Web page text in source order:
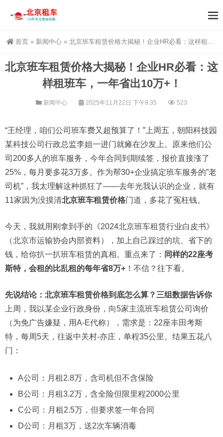
首页 » 新闻中心 » 北京班车租赁价格大揭秘！企业HR必看：这样租班车，一年省出10万+！
北京班车租赁价格大揭秘！企业HR必看：这
样租班车，一年省出10万+！
新闻中心 2025年11月22日 下午9:35 523
“王经理，咱们公司班车费又超预算了！”上周五，朝阳科技园
某科技公司行政总监李姐一进门就瘫在沙发上。原来他们公
司200多人的班车服务，今年合同到期续签，报价直接涨了
25%，每月要多花3万多。作为帮30+企业搞定班车服务的”老
司机”，我太理解这种抓狂了——去年光我认识的企业，就有
11家因为没摸清北京班车租赁价格门道，多花了冤枉钱。
今天，我就用刚拿到手的《2024北京班车租赁行业白皮书》
（北京市运输协会内部资料），加上自己踩过的坑、省下的
钱，给你扒一扒班车租赁的真相。重点来了： 同样的22座考
斯特，会租的比乱租的每年省8万+ ！不信？往下看。
先说结论：北京班车租赁价格到底怎么算？三组数据告诉你
上周，我以某企业行政身份，向5家主流班车租赁公司询价
（为免广告嫌疑，用A-E代称），需求是：22座丰田考斯
特，每周5天，往返中关村-亦庄，单程35公里。结果五花八
门：
A公司：月租2.8万，含司机但不含保险
B公司：月租3.2万，含全险但限里程2000公里
C公司：月租2.5万，但要求签一年合同
D公司：月租3万，送2次车辆消毒